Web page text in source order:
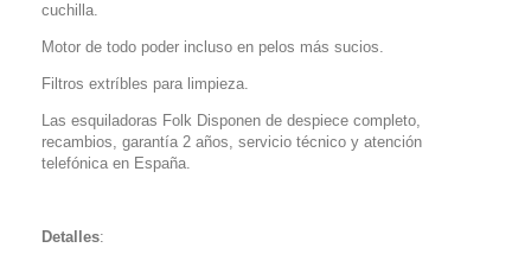
cuchilla.
Motor de todo poder incluso en pelos más sucios.
Filtros extríbles para limpieza.
Las esquiladoras Folk Disponen de despiece completo,
recambios, garantía 2 años, servicio técnico y atención
telefónica en España.
Detalles: